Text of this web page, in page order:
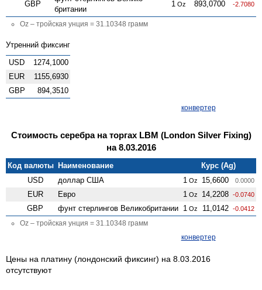
GBP
британии
1 Oz 893,0700 -2.7080
Oz – тройская унция = 31.10348 грамм
Утренний фиксинг
USD
1274,1000
EUR
1155,6930
GBP
894,3510
конвертер
Стоимость серебра на торгах LBM (London Silver Fixing)
на 8.03.2016
Код валюты Наименование
Курс (Ag)
USD
доллар США 1 Oz 15,6600 0.0000
EUR Евро 1 Oz 14,2208 -0.0740
GBP фунт стерлингов Велико­британии 1 Oz 11,0142 -0.0412
Oz – тройская унция = 31.10348 грамм
конвертер
Цены на платину (лондонский фиксинг) на 8.03.2016
отсутствуют